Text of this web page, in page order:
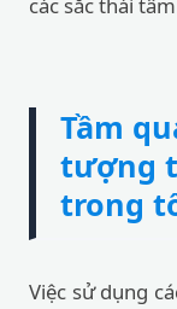
Tầm
tượng
trong
Việc sử dụng